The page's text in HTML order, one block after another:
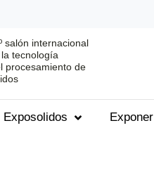
salón internacional
tecnología
procesamiento de
Exposolidos Exponer